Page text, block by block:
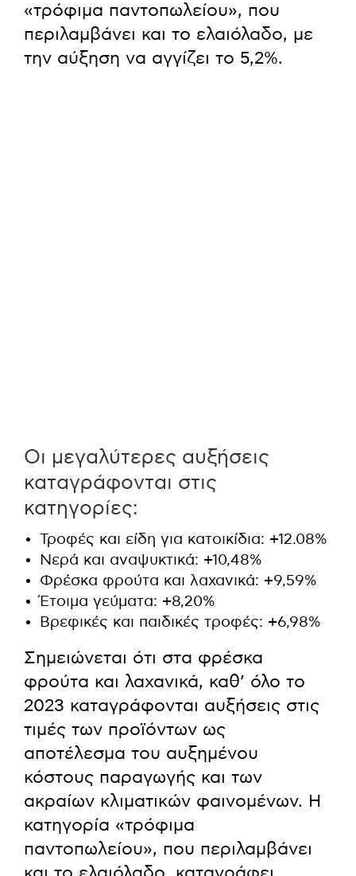
«τρόφιμα παντοπωλείου», που
περιλαμβάνει και το ελαιόλαδο, με
την αύξηση να αγγίζει το 5,2%.
Οι μεγαλύτερες αυξήσεις
καταγράφονται στις
κατηγορίες:
Τροφές και είδη για κατοικίδια: +12.08%
Νερά και αναψυκτικά: +10,48%
Φρέσκα φρούτα και λαχανικά: +9,59%
Έτοιμα γεύματα: +8,20%
Βρεφικές και παιδικές τροφές: +6,98%
Σημειώνεται ότι στα φρέσκα
φρούτα και λαχανικά, καθ’ όλο το
2023 καταγράφονται αυξήσεις στις
τιμές των προϊόντων ως
αποτέλεσμα του αυξημένου
κόστους παραγωγής και των
ακραίων κλιματικών φαινομένων. H
κατηγορία «τρόφιμα
παντοπωλείου», που περιλαμβάνει